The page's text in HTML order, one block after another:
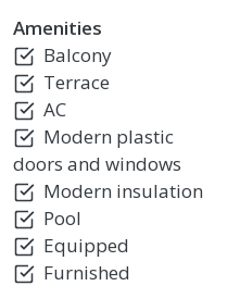
Amenities
Balcony
Terrace
AC
Modern plastic
doors and windows
Modern insulation
Pool
Equipped
Furnished